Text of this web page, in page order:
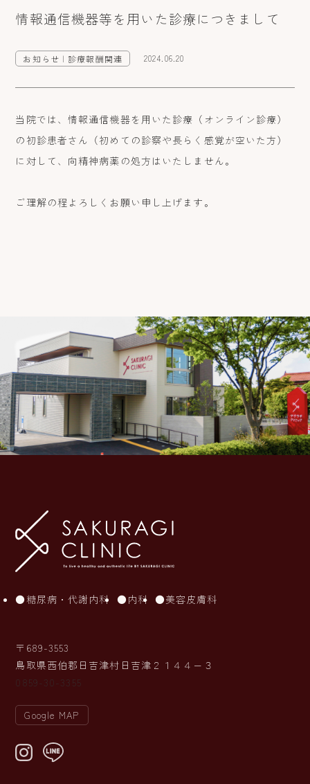
情報通信機器等を用いた診療につきまして
お知らせ | 診療報酬関連 2024.06.20
当院では、情報通信機器を用いた診療（オンライン診療）
の初診患者さん（初めての診察や長らく感覚が空いた方）
に対して、向精神病薬の処方はいたしません。
ご理解の程よろしくお願い申し上げます。
糖尿病・代謝内科 内科 美容皮膚科
〒689-3553
鳥取県西伯郡日吉津村日吉津２１４４−３
0859-30-3355
Google MAP